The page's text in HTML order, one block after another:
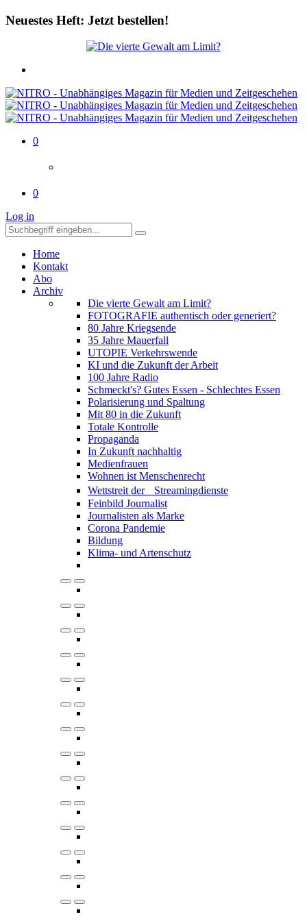
Neuestes Heft: Jetzt bestellen!
0
0
Log in
Home
Kontakt
Abo
Archiv
Die vierte Gewalt am Limit?
FOTOGRAFIE authentisch oder generiert?
80 Jahre Kriegsende
35 Jahre Mauerfall
UTOPIE Verkehrswende
KI und die Zukunft der Arbeit
100 Jahre Radio
Schmeckt's? Gutes Essen - Schlechtes Essen
Polarisierung und Spaltung
Mit 80 in die Zukunft
Totale Kontrolle
Propaganda
In Zukunft nachhaltig
Medienfrauen
Wohnen ist Menschenrecht
Wettstreit der Streamingdienste
Feinbild Journalist
Journalisten als Marke
Corona Pandemie
Bildung
Klima- und Artenschutz